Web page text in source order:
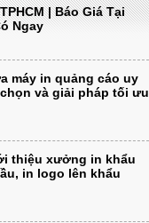
| Báo Giá Tại
Ngay
máy in quảng cáo uy
và giải pháp tối ưu
thiệu xưởng in khẩu
in logo lên khẩu